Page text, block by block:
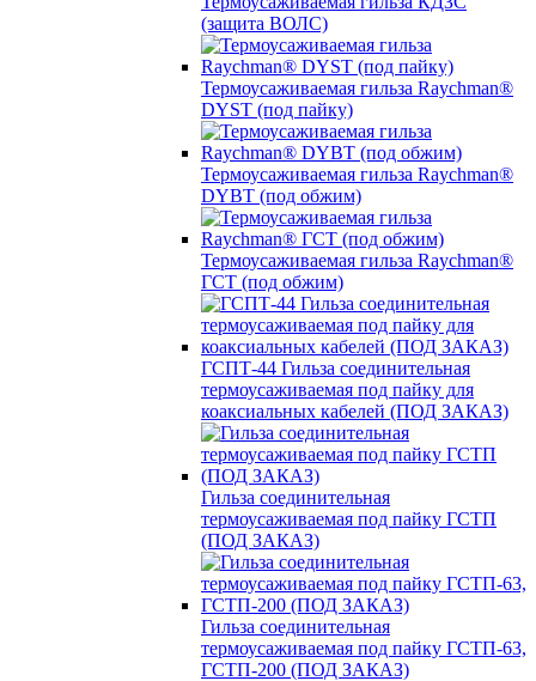
(защита ВОЛС)
Термоусаживаемая гильза Raychman®
DYST (под пайку)
Термоусаживаемая гильза Raychman®
DYBT (под обжим)
Термоусаживаемая гильза Raychman®
ГСТ (под обжим)
ГСПТ-44 Гильза соединительная
термоусаживаемая под пайку для
коаксиальных кабелей (ПОД ЗАКАЗ)
Гильза соединительная
термоусаживаемая под пайку ГСТП
(ПОД ЗАКАЗ)
Гильза соединительная
термоусаживаемая под пайку ГСТП-63,
ГСТП-200 (ПОД ЗАКАЗ)